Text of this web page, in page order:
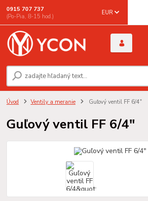
EUR
0915 707 737
(Po-Pia, 8-15 hod.)
Úvod Ventily a meranie Guľový ventil FF 6/4"
Guľový ventil FF 6/4"